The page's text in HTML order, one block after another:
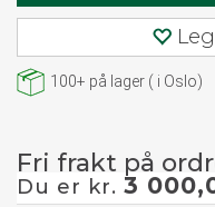
100+ på lager ( i Oslo)
Fri frakt på
Du er kr. 3